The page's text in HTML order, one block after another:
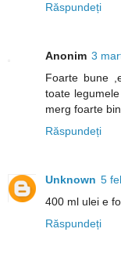
Răspundeți
Anonim 3
Foarte bune
toate
merg foarte
Răspundeți
Unknown 5
400 ml ulei e
Răspundeți